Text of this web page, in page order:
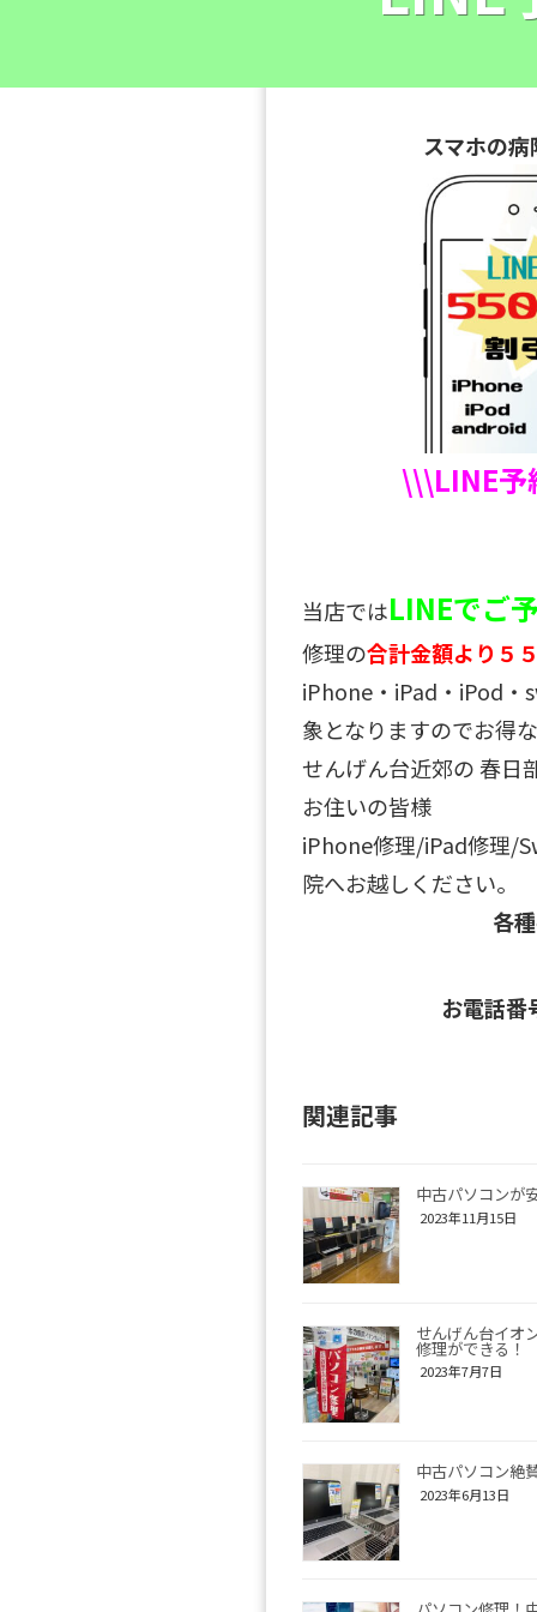
スマホの
\\\LINE
当店ではLINEでご
修理の合計金額より５
iPhone・iPad・iPod・
象となりますのでお得
せんげん台近郊の 春日
お住いの皆様
iPhone修理/iPad修理/
院へお越しください。
各
お電話番
関連記事
中古パソコンが
2023年11月15日
せんげん台イオ
修理ができる！
2023年7月7日
中古パソコン絶
2023年6月13日